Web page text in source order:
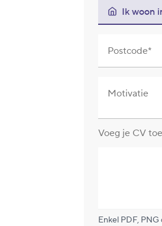
Ik woon
Postcode
Motivatie
Voeg je CV toe
Enkel PDF,